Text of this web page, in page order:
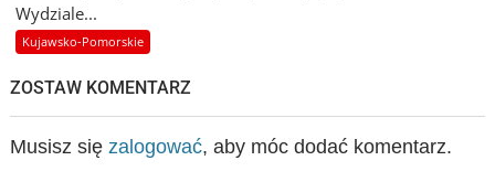
Wydziale...
Kujawsko-Pomorskie
ZOSTAW KOMENTARZ
Musisz się zalogować, aby móc dodać komentarz.